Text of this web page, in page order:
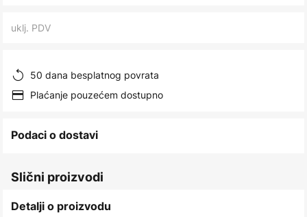
beginning
the
images
uklj. PDV
50 dana besplatnog povrata
Plaćanje pouzećem dostupno
Podaci o dostavi
Slični proizvodi
Detalji o proizvodu